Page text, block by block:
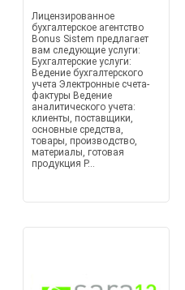
Лицензированное
бухгалтерское агентство
Bonus Sistem предлагает
вам следующие услуги:
Бухгалтерские услуги:
Ведение бухгалтерского
учета Электронные счета-
фактуры Ведение
аналитического учета:
клиенты, поставщики,
основные средства,
товары, производство,
материалы, готовая
продукция Р...